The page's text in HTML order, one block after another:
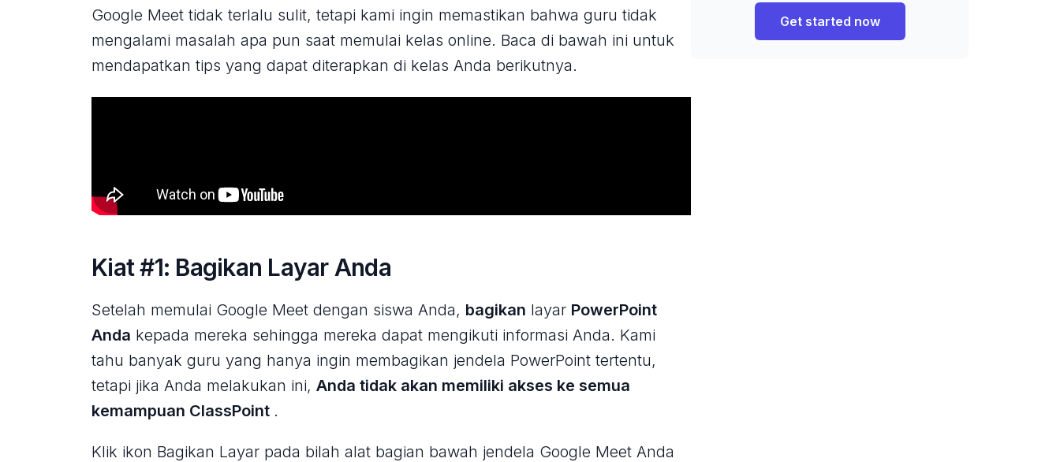
Google Meet tidak terlalu sulit, tetapi kami ingin memastikan bahwa guru tidak
mengalami masalah apa pun saat memulai kelas online. Baca di bawah ini untuk
mendapatkan tips yang dapat diterapkan di kelas Anda berikutnya.
Kiat #1: Bagikan Layar Anda
Setelah memulai Google Meet dengan siswa Anda, bagikan layar PowerPoint
Anda kepada mereka sehingga mereka dapat mengikuti informasi Anda. Kami
tahu banyak guru yang hanya ingin membagikan jendela PowerPoint tertentu,
tetapi jika Anda melakukan ini, Anda tidak akan memiliki akses ke semua
kemampuan ClassPoint .
Klik ikon Bagikan Layar pada bilah alat bagian bawah jendela Google Meet Anda
Get started now